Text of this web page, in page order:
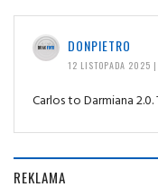
DONPIETRO
12 LISTOPADA 2025
Carlos to Darmiana
REKLAMA